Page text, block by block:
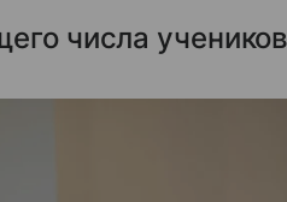
числа